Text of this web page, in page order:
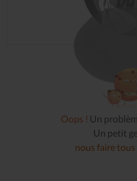
Oops ! Un
Un petit
nous faire